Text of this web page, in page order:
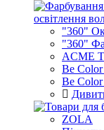
освітлення
"360"
"360"
ACME
Be
Be
ZOLA